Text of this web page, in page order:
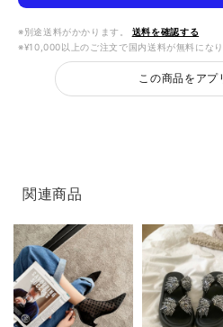
※別途送料がかかります。
送料を確認する
※¥10,000以上のご注文で国内送料が無料になり
この商品をアプ
関連商品